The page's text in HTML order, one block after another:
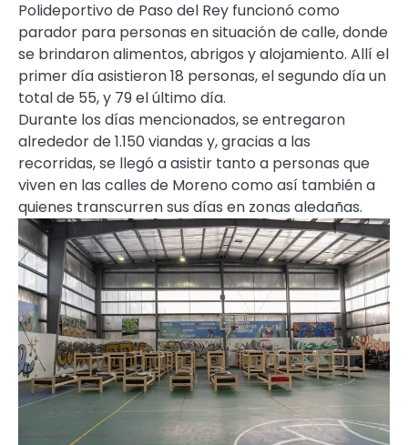
Polideportivo de Paso del Rey funcionó como
parador para personas en situación de calle, donde
se brindaron alimentos, abrigos y alojamiento. Allí el
primer día asistieron 18 personas, el segundo día un
total de 55, y 79 el último día.
Durante los días mencionados, se entregaron
alrededor de 1.150 viandas y, gracias a las
recorridas, se llegó a asistir tanto a personas que
viven en las calles de Moreno como así también a
quienes transcurren sus días en zonas aledañas.